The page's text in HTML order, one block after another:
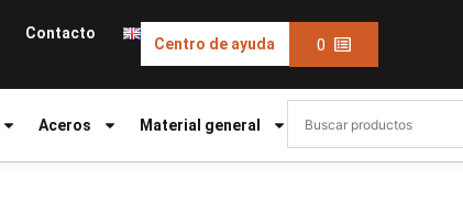
Contacto
Centro de ayuda 0
Aceros Material general